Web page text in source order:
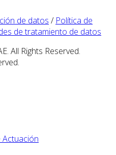
de datos / Política de
de tratamiento de datos
All Rights Reserved.
Actuación